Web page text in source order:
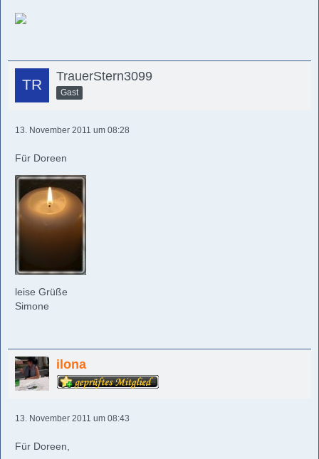
TrauerStern3099
Gast
13. November 2011 um 08:28
Für Doreen
leise Grüße
Simone
ilona
13. November 2011 um 08:43
Für Doreen,